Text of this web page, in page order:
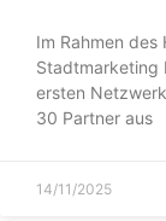
Im Rahmen
Stadtmarketing
ersten
30 Partner aus
14/11/2025